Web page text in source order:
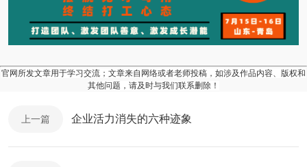
官网所发文章用于学习交流；文章来自网络或者老师投稿，如涉及作品内容、版权和
其他问题，请及时与我们联系删除！
上一篇 企业活力消失的六种迹象